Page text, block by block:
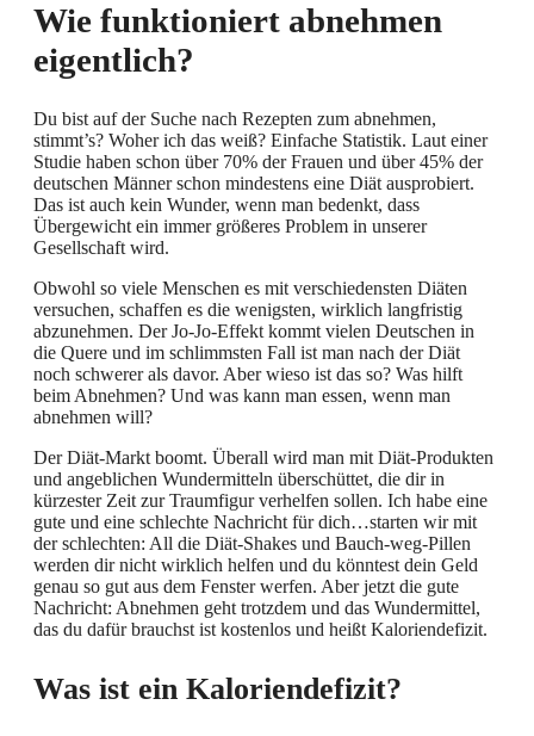
Wie funktioniert abnehmen
eigentlich?
Du bist auf der Suche nach Rezepten zum abnehmen,
stimmt’s? Woher ich das weiß? Einfache Statistik. Laut einer
Studie haben schon über 70% der Frauen und über 45% der
deutschen Männer schon mindestens eine Diät ausprobiert.
Das ist auch kein Wunder, wenn man bedenkt, dass
Übergewicht ein immer größeres Problem in unserer
Gesellschaft wird.
Obwohl so viele Menschen es mit verschiedensten Diäten
versuchen, schaffen es die wenigsten, wirklich langfristig
abzunehmen. Der Jo-Jo-Effekt kommt vielen Deutschen in
die Quere und im schlimmsten Fall ist man nach der Diät
noch schwerer als davor. Aber wieso ist das so? Was hilft
beim Abnehmen? Und was kann man essen, wenn man
abnehmen will?
Der Diät-Markt boomt. Überall wird man mit Diät-Produkten
und angeblichen Wundermitteln überschüttet, die dir in
kürzester Zeit zur Traumfigur verhelfen sollen. Ich habe eine
gute und eine schlechte Nachricht für dich…starten wir mit
der schlechten: All die Diät-Shakes und Bauch-weg-Pillen
werden dir nicht wirklich helfen und du könntest dein Geld
genau so gut aus dem Fenster werfen. Aber jetzt die gute
Nachricht: Abnehmen geht trotzdem und das Wundermittel,
das du dafür brauchst ist kostenlos und heißt Kaloriendefizit.
Was ist ein Kaloriendefizit?